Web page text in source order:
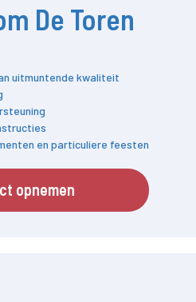
De Toren
uitmuntende kwaliteit
en particuliere feesten
opnemen